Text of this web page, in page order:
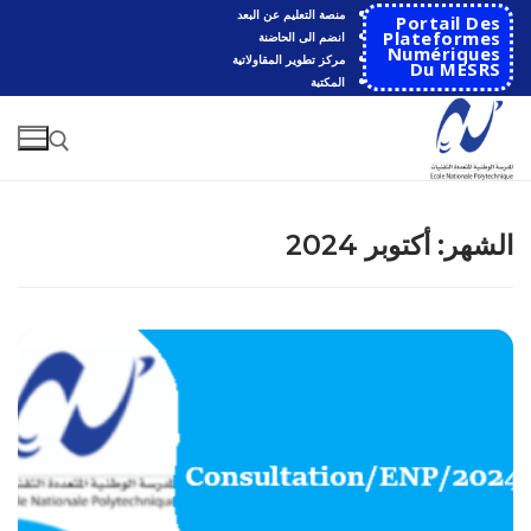
التجاوز
إلى
المحتوى
Portail Des
Plateformes
Numériques
Du MESRS
منصة التعليم عن البعد
انضم الى الحاضنة
مركز تطوير المقاولاتية
المكتبة
مقدمة عن المدرسة
الأقســام
الشهر: أكتوبر 2024